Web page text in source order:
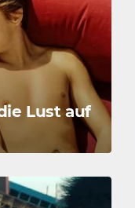
Lust auf